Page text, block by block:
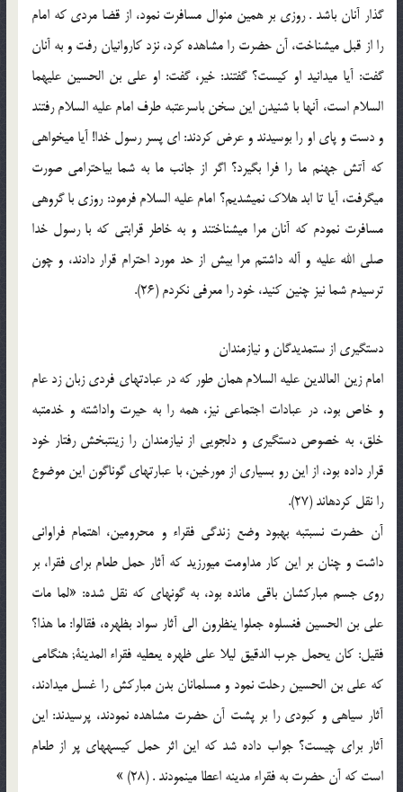
گذار آنان باشد . روزی بر همین منوال مسافرت نمود، از قضا مردی که امام
را از قبل می‏شناخت، آن حضرت را مشاهده کرد، نزد کاروانیان رفت و به آنان
گفت: آیا می‏دانید او کیست؟ گفتند: خیر، گفت: او علی بن الحسین علیهما
السلام است، آن‏ها با شنیدن این سخن باسرعت‏به طرف امام علیه السلام رفتند
و دست و پای او را بوسیدند و عرض کردند: ای پسر رسول خدا! آیا می‏خواهی
که آتش جهنم ما را فرا بگیرد؟ اگر از جانب ما به شما بی‏احترامی صورت
می‏گرفت، آیا تا ابد هلاک نمی‏شدیم؟ امام علیه السلام فرمود: روزی با گروهی
مسافرت نمودم که آنان مرا می‏شناختند و به خاطر قرابتی که با رسول خدا
صلی الله علیه و آله داشتم مرا بیش از حد مورد احترام قرار دادند، و چون
ترسیدم شما نیز چنین کنید، خود را معرفی نکردم (26).
دستگیری از ستمدیدگان و نیازمندان
امام زین العالدین علیه السلام همان طور که در عبادت‏های فردی زبان زد عام
و خاص بود، در عبادات اجتماعی نیز، همه را به حیرت واداشته و خدمت‏به
خلق، به خصوص دستگیری و دلجویی از نیازمندان را زینت‏بخش رفتار خود
قرار داده بود، از این رو بسیاری از مورخین، با عبارت‏های گوناگون این موضوع
را نقل کرده‏اند (27).
آن حضرت نسبت‏به بهبود وضع زندگی فقراء و محرومین، اهتمام فراوانی
داشت و چنان بر این کار مداومت می‏ورزید که آثار حمل طعام برای فقرا، بر
روی جسم مبارکشان باقی مانده بود، به گونه‏ای که نقل شده: «لما مات
علی بن الحسین فغسلوه جعلوا ینظرون الی آثار سواد بظهره، فقالوا: ما هذا؟
فقیل: کان یحمل جرب الدقیق لیلا علی ظهره یعطیه فقراء المدینة; هنگامی
که علی بن الحسین رحلت نمود و مسلمانان بدن مبارکش را غسل می‏دادند،
آثار سیاهی و کبودی را بر پشت آن حضرت مشاهده نمودند، پرسیدند: این
آثار برای چیست؟ جواب داده شد که این اثر حمل کیسه‏های پر از طعام
است که آن حضرت به فقراء مدینه اعطا می‏نمودند . (28) »